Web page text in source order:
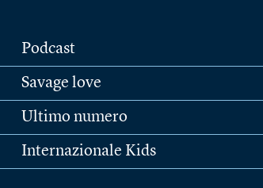
Podcast
Savage love
Ultimo numero
Internazionale Kids